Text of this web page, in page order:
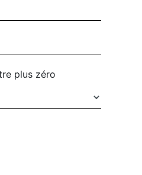
plus zéro